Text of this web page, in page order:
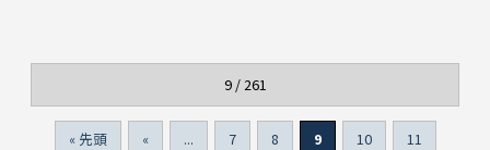
9 / 261
« 先頭 « ... 7 8 9 10 11